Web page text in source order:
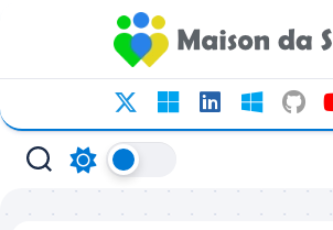
conteúdo